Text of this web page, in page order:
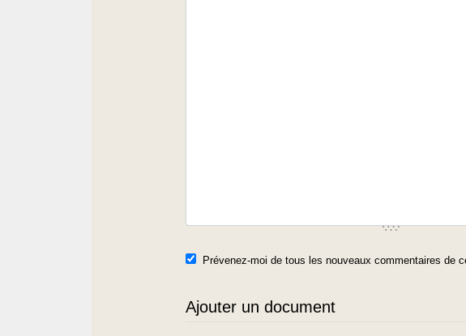
Prévenez-moi de tous les nouveaux commentaires de
Ajouter un document